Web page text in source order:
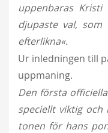
uppenbaras
djupaste val, som
efterlikna«.
Ur inledningen till
uppmaning.
Den första
speciellt viktig och
tonen för hans